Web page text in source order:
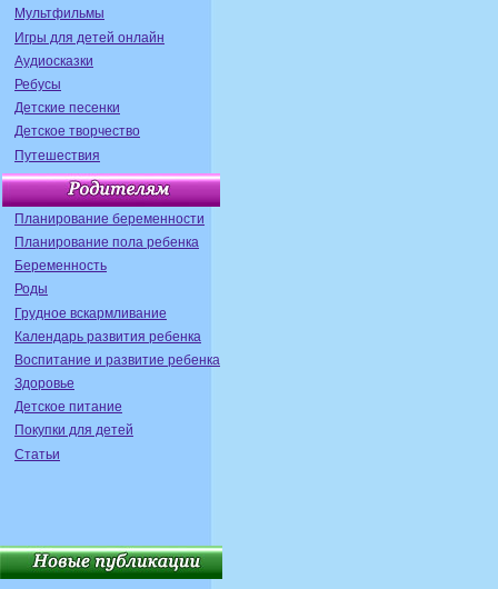
Мультфильмы
Игры для детей онлайн
Аудиосказки
Ребусы
Детские песенки
Детское творчество
Путешествия
Планирование беременности
Планирование пола ребенка
Беременность
Роды
Грудное вскармливание
Календарь развития ребенка
Воспитание и развитие ребенка
Здоровье
Детское питание
Покупки для детей
Статьи